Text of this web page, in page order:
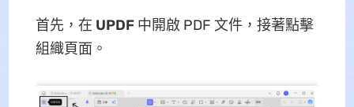
首先，在 UPDF 中開啟 PDF 文件，接著點擊
組織頁面。